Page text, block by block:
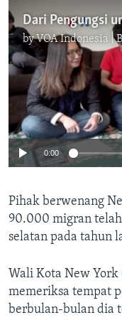
byVOA Indonesia | Berita
No
0:00
Pihak berwenang
90.000 migran
selatan pada tahun
Wali Kota New
memeriksa tempat
berbulan-bulan dia